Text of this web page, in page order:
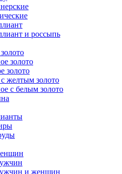
и россыпь
золото
золото
желтым золото
с белым золото
и женщин